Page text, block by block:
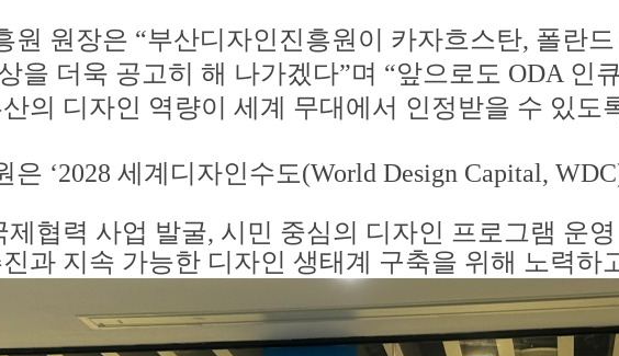
원 원장은 “부산디자인진흥원이 카자흐스탄, 폴란
을 더욱 공고히 해 나가겠다”며 “앞으로도 ODA 인
의 디자인 역량이 세계 무대에서 인정받을 수 있도
은 ‘2028 세계디자인수도(World Design Capital,
제협력 사업 발굴, 시민 중심의 디자인 프로그램 운
과 지속 가능한 디자인 생태계 구축을 위해 노력하